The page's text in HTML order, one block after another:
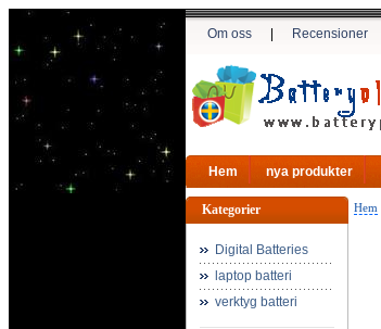
Om oss Recensioner
Hem nya produkter
Kategorier
Digital Batteries
laptop batteri
verktyg batteri
Hem